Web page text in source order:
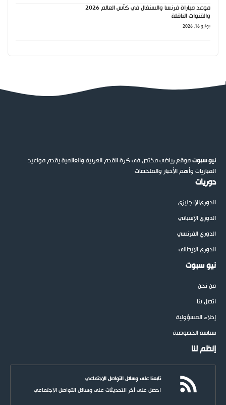
موعد مباراة فرنسا والسنغال في كأس العالم 2026
والقنوات الناقلة
يونيو 16, 2026
نيو سبوتموقع رياضي مختص في كرة القدم العربية والعالمية يقدم مواعيد
المباريات وأهم الأخبار والملخصات
دوريات
الدوريالإنجليزي
الدوري الإسباني
الدوري الفرنسي
الدوري الإيطالي
نيو سبوت
من نحن
اتصل بنا
إخلاء المسؤولية
سياسة الخصوصية
إنظم لنا
تابعنا على وسائل التواصل الاجتماعي
احصل على آخر التحديثات على وسائل التواصل الاجتماعي